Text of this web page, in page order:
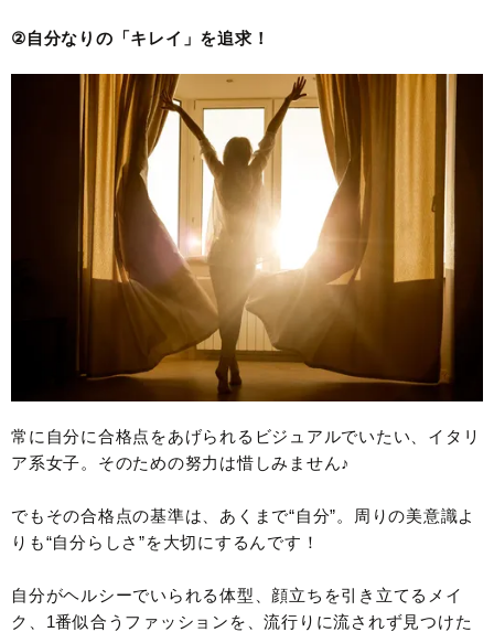
②自分なりの「キレイ」を追求！
常に自分に合格点をあげられるビジュアルでいたい、イタリ
ア系女子。そのための努力は惜しみません♪
でもその合格点の基準は、あくまで“自分”。周りの美意識よ
りも“自分らしさ”を大切にするんです！
自分がヘルシーでいられる体型、顔立ちを引き立てるメイ
ク、1番似合うファッションを、流行りに流されず見つけた